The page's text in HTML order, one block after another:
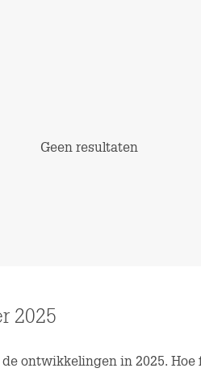
Geen resultaten
2025
ontwikkelingen in 2025.